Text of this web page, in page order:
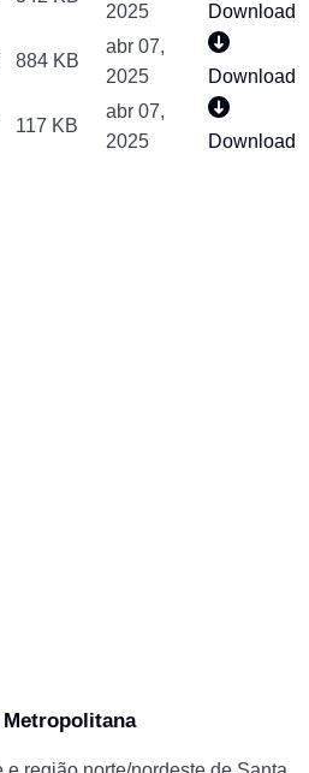
2025
Download
884 KB
abr 07,
2025
Download
117 KB
abr 07,
2025
Download
Metropolitana